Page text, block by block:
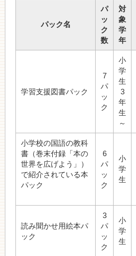
パック名
パ
ッ
ク
数
対
象
学
年
学習支援図書パック
7
パ
ッ
ク
小
学
生
3
年
生
～
小学校の国語の教科
書（巻末付録「本の
世界を広げよう」）
で紹介されている本
パック
6
パ
ッ
ク
小
学
生
読み聞かせ用絵本パ
ック
3
パ
ッ
ク
小
学
生